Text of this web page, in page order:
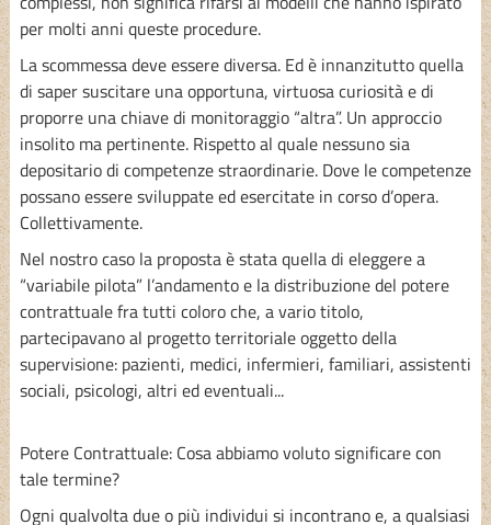
per molti anni queste procedure.
La scommessa deve essere diversa. Ed è innanzitutto quella
di saper suscitare una opportuna, virtuosa curiosità e di
proporre una chiave di monitoraggio “altra”. Un approccio
insolito ma pertinente. Rispetto al quale nessuno sia
depositario di competenze straordinarie. Dove le competenze
possano essere sviluppate ed esercitate in corso d’opera.
Collettivamente.
Nel nostro caso la proposta è stata quella di eleggere a
“variabile pilota” l’andamento e la distribuzione del potere
contrattuale fra tutti coloro che, a vario titolo,
partecipavano al progetto territoriale oggetto della
supervisione: pazienti, medici, infermieri, familiari, assistenti
sociali, psicologi, altri ed eventuali...
Potere Contrattuale: Cosa abbiamo voluto significare con
tale termine?
Ogni qualvolta due o più individui si incontrano e, a qualsiasi